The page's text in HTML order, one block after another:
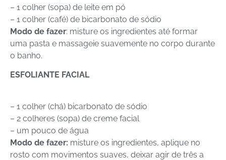
– 1 colher (sopa) de leite em pó
– 1 colher (café) de bicarbonato de sódio
Modo de fazer: misture os ingredientes até formar
uma pasta e massageie suavemente no corpo durante
o banho.
ESFOLIANTE FACIAL
– 1 colher (chá) bicarbonato de sódio
– 2 colheres (sopa) de creme facial
– um pouco de água
Modo de fazer: misture os ingredientes, aplique no
rosto com movimentos suaves, deixar agir de três a